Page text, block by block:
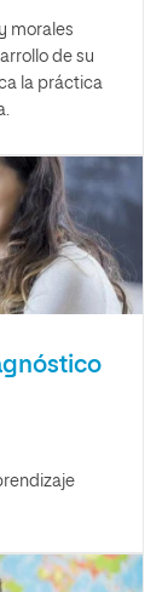
morales
de su
la práctica